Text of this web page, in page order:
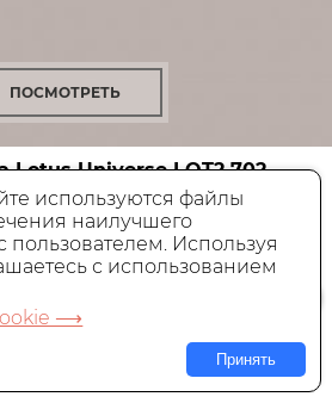
ПОСМОТРЕТЬ
Lotus UniverseLOT2 702
Россия, 1x10 м
9 400 руб.
В КОРЗИНУ
используются файлы
наилучшего
пользователем. Используя
с использованием
⟶
Принять